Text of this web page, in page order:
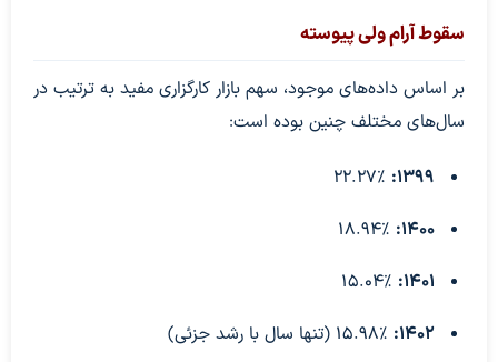
سقوط آرام ولی پیوسته
بر اساس داده‌های موجود، سهم بازار کارگزاری مفید به ترتیب در
سال‌های مختلف چنین بوده است:
۱۳۹۹:
۱۴۰۰:
۱۴۰۱:
۱۴۰۲: